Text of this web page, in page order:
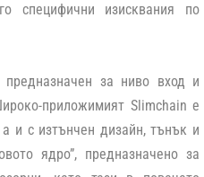
специфични изисквания по
за ниво вход и
приложимият Slimchain е
и с изтънчен дизайн, тънък и
ядро”, предназначено за